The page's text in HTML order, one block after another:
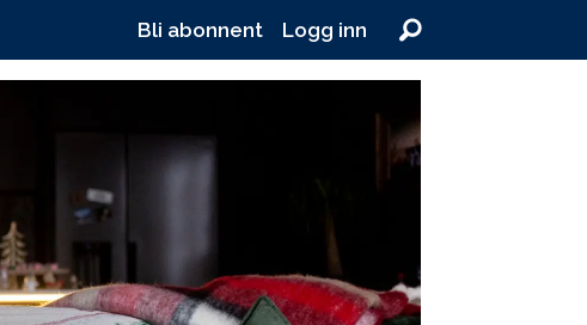
Bli abonnent Logg inn